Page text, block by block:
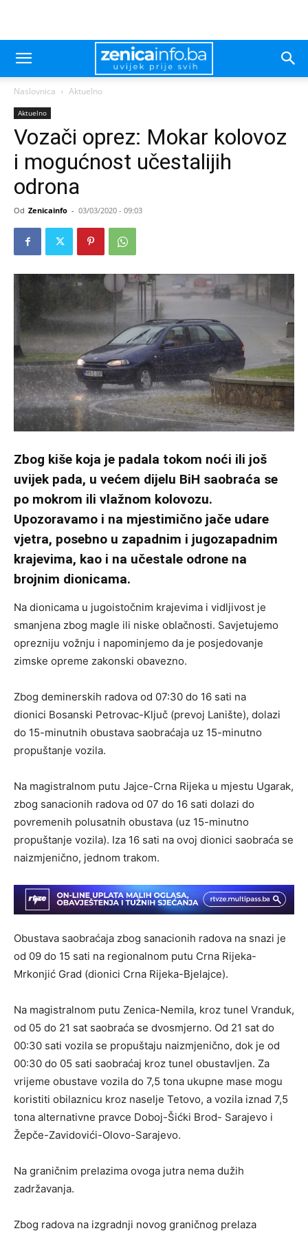
Naslovnica Aktuelno
Aktuelno
Vozači oprez: Mokar kolovoz
i mogućnost učestalijih
odrona
Od Zenicainfo - 03/03/2020 - 09:03
Zbog kiše koja je padala tokom noći ili još
uvijek pada, u većem dijelu BiH saobraća se
po mokrom ili vlažnom kolovozu.
Upozoravamo i na mjestimično jače udare
vjetra, posebno u zapadnim i jugozapadnim
krajevima, kao i na učestale odrone na
brojnim dionicama.
Na dionicama u jugoistočnim krajevima i vidljivost je
smanjena zbog magle ili niske oblačnosti. Savjetujemo
oprezniju vožnju i napominjemo da je posjedovanje
zimske opreme zakonski obavezno.
Zbog deminerskih radova od 07:30 do 16 sati na
dionici Bosanski Petrovac-Ključ (prevoj Lanište), dolazi
do 15-minutnih obustava saobraćaja uz 15-minutno
propuštanje vozila.
Na magistralnom putu Jajce-Crna Rijeka u mjestu Ugarak,
zbog sanacionih radova od 07 do 16 sati dolazi do
povremenih polusatnih obustava (uz 15-minutno
propuštanje vozila). Iza 16 sati na ovoj dionici saobraća se
naizmjenično, jednom trakom.
Obustava saobraćaja zbog sanacionih radova na snazi je
od 09 do 15 sati na regionalnom putu Crna Rijeka-
Mrkonjić Grad (dionici Crna Rijeka-Bjelajce).
Na magistralnom putu Zenica-Nemila, kroz tunel Vranduk,
od 05 do 21 sat saobraća se dvosmjerno. Od 21 sat do
00:30 sati vozila se propuštaju naizmjenično, dok je od
00:30 do 05 sati saobraćaj kroz tunel obustavljen. Za
vrijeme obustave vozila do 7,5 tona ukupne mase mogu
koristiti obilaznicu kroz naselje Tetovo, a vozila iznad 7,5
tona alternativne pravce Doboj-Šićki Brod- Sarajevo i
Žepče-Zavidovići-Olovo-Sarajevo.
Na graničnim prelazima ovoga jutra nema dužih
zadržavanja.
Zbog radova na izgradnji novog graničnog prelaza